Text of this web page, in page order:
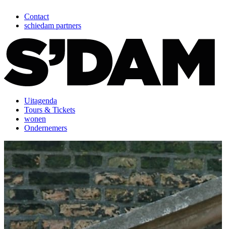
Contact
schiedam partners
Uitagenda
Tours & Tickets
wonen
Ondernemers